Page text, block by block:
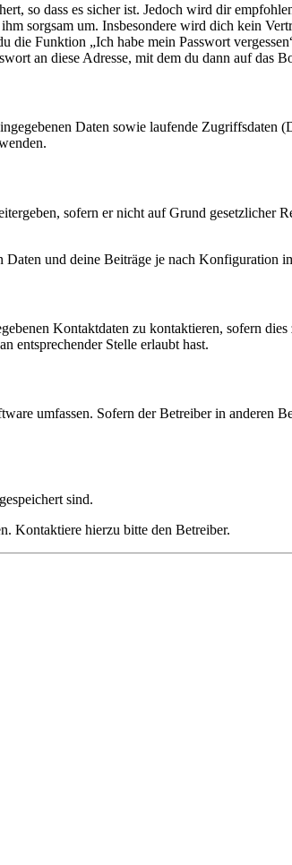
so dass es sicher ist. Jedoch wird dir
sorgsam um. Insbesondere wird dich kein
die Funktion „Ich habe mein Passwort
an diese Adresse, mit dem du dann auf das
Daten sowie laufende
sofern er nicht auf Grund gesetzlicher
und deine Beiträge je nach Konfiguration
Kontaktdaten zu kontaktieren, sofern
entsprechender Stelle erlaubt hast.
umfassen. Sofern der Betreiber in anderen
sind.
Kontaktiere hierzu bitte den Betreiber.